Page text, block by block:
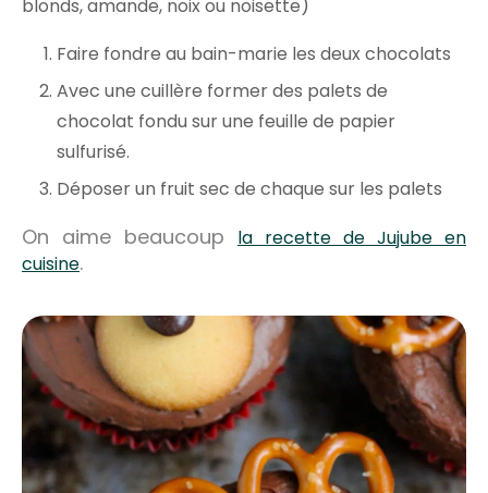
blonds, amande, noix ou noisette)
Faire fondre au bain-marie les deux chocolats
Avec une cuillère former des palets de
chocolat fondu sur une feuille de papier
sulfurisé.
Déposer un fruit sec de chaque sur les palets
On aime beaucoup la recette de Jujube en
cuisine.